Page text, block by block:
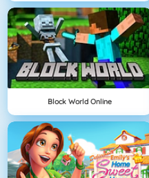
Block World Online